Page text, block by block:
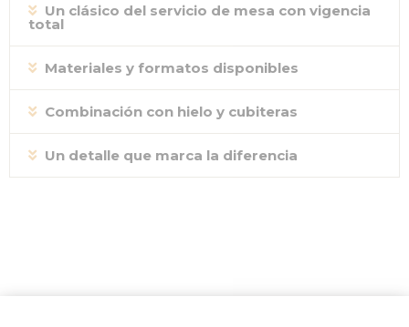
Un clásico del servicio de mesa con vigencia
total
Materiales y formatos disponibles
Combinación con hielo y cubiteras
Un detalle que marca la diferencia